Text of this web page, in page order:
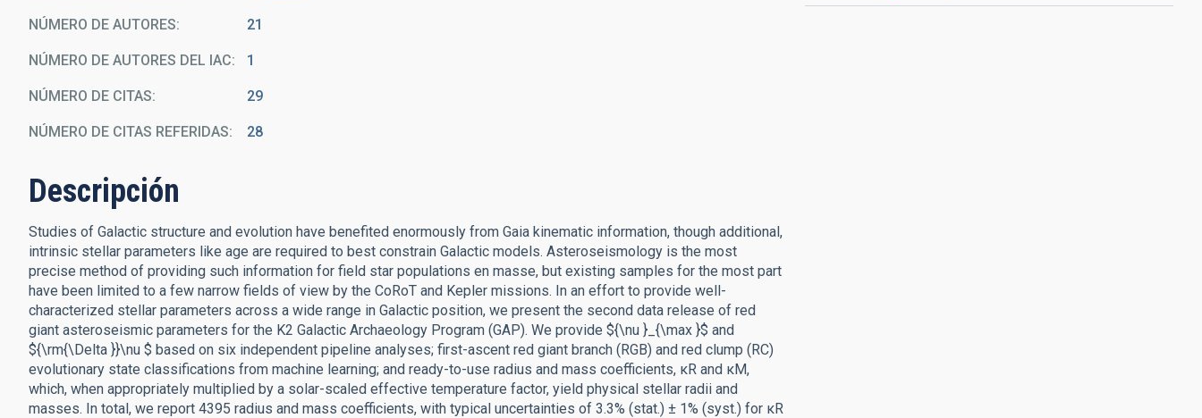
NÚMERO DE AUTORES 21
NÚMERO DE AUTORES DEL IAC 1
NÚMERO DE CITAS 29
NÚMERO DE CITAS REFERIDAS 28
Descripción
Studies of Galactic structure and evolution have benefited enormously from Gaia kinematic information, though additional,
intrinsic stellar parameters like age are required to best constrain Galactic models. Asteroseismology is the most
precise method of providing such information for field star populations en masse, but existing samples for the most part
have been limited to a few narrow fields of view by the CoRoT and Kepler missions. In an effort to provide well-
characterized stellar parameters across a wide range in Galactic position, we present the second data release of red
giant asteroseismic parameters for the K2 Galactic Archaeology Program (GAP). We provide ${\nu }_{\max }$ and
${\rm{\Delta }}\nu $ based on six independent pipeline analyses; first-ascent red giant branch (RGB) and red clump (RC)
evolutionary state classifications from machine learning; and ready-to-use radius and mass coefficients, κR and κM,
which, when appropriately multiplied by a solar-scaled effective temperature factor, yield physical stellar radii and
masses. In total, we report 4395 radius and mass coefficients, with typical uncertainties of 3.3% (stat.) ± 1% (syst.) for κR